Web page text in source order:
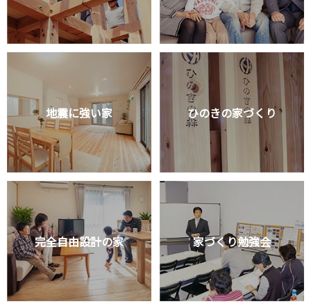
地震に強い家 ひのきの家づくり
完全自由設計の家 家づくり勉強会